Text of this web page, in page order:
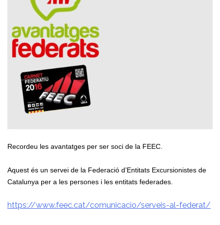
Recordeu les avantatges per ser soci de la FEEC.
Aquest és un servei de la Federació d’Entitats Excursionistes de
Catalunya per a les persones i les entitats federades.
https://www.feec.cat/comunicacio/serveis-al-federat/